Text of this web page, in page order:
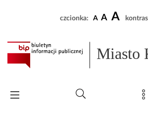
czcionka: A A A
Miasto